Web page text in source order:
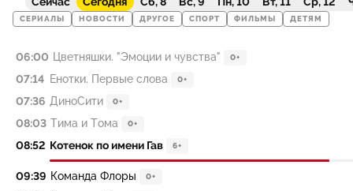
СЕРИАЛЫ НОВОСТИ ДРУГОЕ СПОРТ ФИЛЬМЫ ДЕТЯМ
06:00 Цветняшки. "Эмоции и чувства" 0+
07:14 Енотки. Первые слова 0+
07:36 ДиноСити 0+
08:03 Тима и Тома 0+
08:52 Котенок по имени Гав 6+
09:39 Команда Флоры 0+